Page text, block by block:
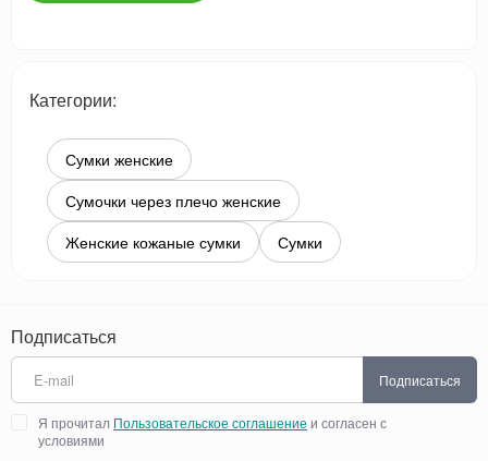
Категории:
Сумки женские
Сумочки через плечо женские
Женские кожаные сумки
Сумки
Подписаться
Подписаться
Я прочитал Пользовательское соглашение и согласен с
условиями